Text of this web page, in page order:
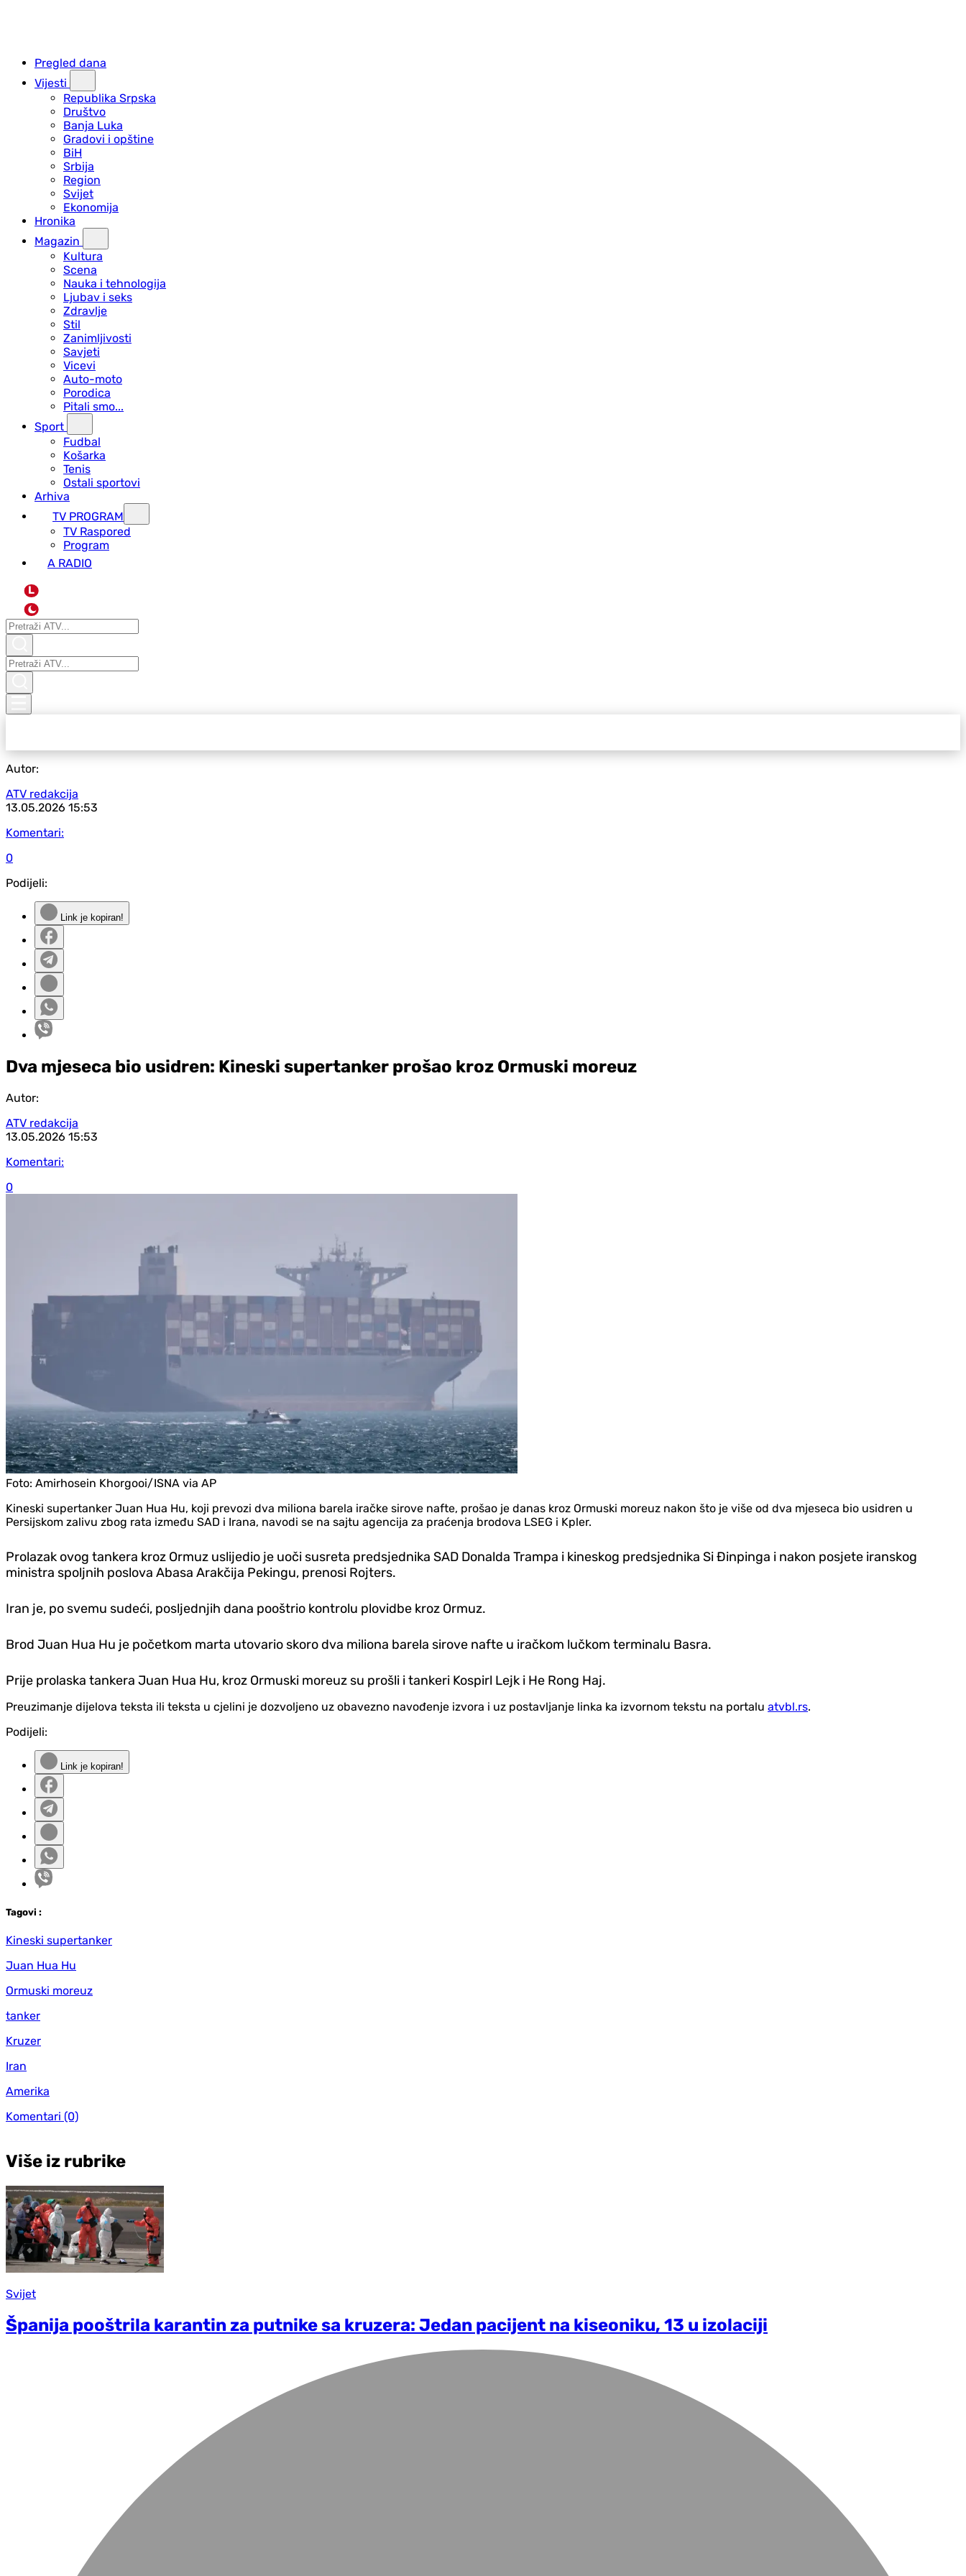
Pregled dana
Vijesti
Republika Srpska
Društvo
Banja Luka
Gradovi i opštine
BiH
Srbija
Region
Svijet
Ekonomija
Hronika
Magazin
Kultura
Scena
Nauka i tehnologija
Ljubav i seks
Zdravlje
Stil
Zanimljivosti
Savjeti
Vicevi
Auto-moto
Porodica
Pitali smo...
Sport
Fudbal
Košarka
Tenis
Ostali sportovi
Arhiva
TV PROGRAM
ТV Raspored
Program
A RADIO
L
Autor:
ATV redakcija
13.05.2026 15:53
Komentari:
0
Podijeli:
Link je kopiran!
Dva mjeseca bio usidren: Kineski supertanker prošao kroz Ormuski moreuz
Autor:
ATV redakcija
13.05.2026 15:53
Komentari:
0
Foto: Amirhosein Khorgooi/ISNA via AP
Kineski supertanker Juan Hua Hu, koji prevozi dva miliona barela iračke sirove nafte, prošao je danas kroz Ormuski moreuz nakon što je više od dva mjeseca bio usidren u
Persijskom zalivu zbog rata između SAD i Irana, navodi se na sajtu agencija za praćenja brodova LSEG i Kpler.
Prolazak ovog tankera kroz Ormuz uslijedio je uoči susreta predsjednika SAD Donalda Trampa i kineskog predsjednika Si Đinpinga i nakon posjete iranskog
ministra spoljnih poslova Abasa Arakčija Pekingu, prenosi Rojters.
Iran je, po svemu sudeći, posljednjih dana pooštrio kontrolu plovidbe kroz Ormuz.
Brod Juan Hua Hu je početkom marta utovario skoro dva miliona barela sirove nafte u iračkom lučkom terminalu Basra.
Prije prolaska tankera Juan Hua Hu, kroz Ormuski moreuz su prošli i tankeri Kospirl Lejk i He Rong Haj.
Preuzimanje dijelova teksta ili teksta u cjelini je dozvoljeno uz obavezno navođenje izvora i uz postavljanje linka ka izvornom tekstu na portalu atvbl.rs.
Podijeli:
Link je kopiran!
Tagovi :
Kineski supertanker
Juan Hua Hu
Ormuski moreuz
tanker
Kruzer
Iran
Amerika
Komentari (0)
Više iz rubrike
Svijet
Španija pooštrila karantin za putnike sa kruzera: Jedan pacijent na kiseoniku, 13 u izolaciji